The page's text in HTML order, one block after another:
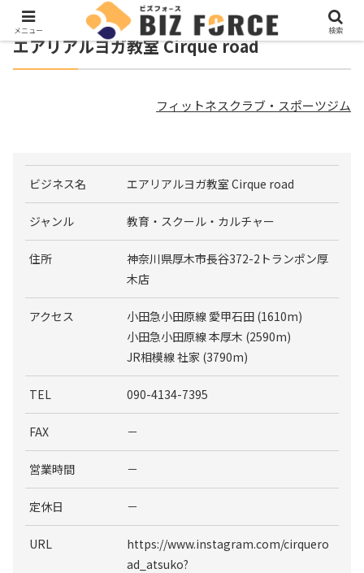
エアリアルヨガ教室 Cirque road
フィットネスクラブ・スポーツジム
ビジネス名 エアリアルヨガ教室 Cirque road
ジャンル 教育・スクール・カルチャー
住所
神奈川県厚木市長谷372-2トランポン厚
木店
アクセス
小田急小田原線 愛甲石田 (1610m)
小田急小田原線 本厚木 (2590m)
JR相模線 社家 (3790m)
TEL 090-4134-7395
FAX －
営業時間 －
定休日 －
URL
https://www.instagram.com/cirquero
ad_atsuko?
メニュー 検索